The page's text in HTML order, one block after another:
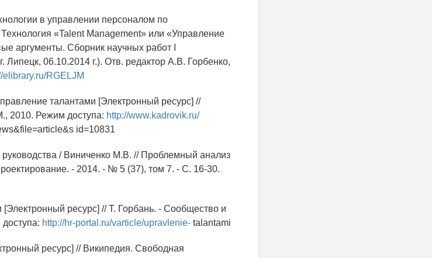
в управлении персоналом по
«Talent Management» или «Управление
аргументы. Сборник научных работ I
Липецк, 06.10.2014 г.). Отв. редактор А.В. Горбенко,
elibrary.ru/RGELJM
талантами [Электронный ресурс] //
2010. Режим доступа: http://www.kadrovik.ru/
id=10831
/ Виниченко М.В. // Проблемный анализ
- 2014. - № 5 (37), том 7. - С. 16-30.
ресурс] // Т. Горбань. - Сообщество и
http://hr-portal.ru/varticle/upravlenie- talantami
ресурс] // Википедия. Свободная